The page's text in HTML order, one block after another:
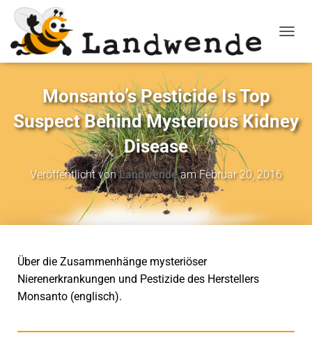
Monsanto’s Pesticide Is Top
Suspect Behind Mysterious Kidney
Disease
Veröffentlicht vonLandwendeamFebruar 20, 2016
Über die Zusammenhänge mysteriöser
Nierenerkrankungen und Pestizide des Herstellers
Monsanto (englisch).